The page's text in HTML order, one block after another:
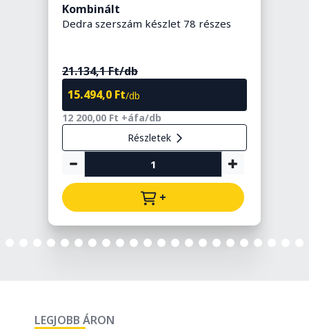
Kombinált
Dedra szerszám készlet 78 részes
21.134,1 Ft/db
15.494,0 Ft/db
12 200,00 Ft +áfa/db
Részletek
+
LEGJOBB ÁRON